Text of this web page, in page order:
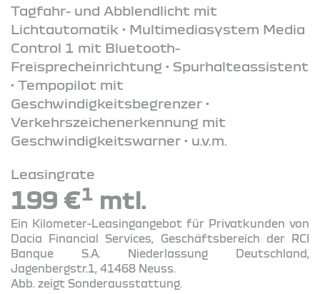
Tagfahr- und Abblendlicht mit
Lichtautomatik • Multimediasystem Media
Control 1 mit Bluetooth-
Freisprecheinrichtung • Spurhalteassistent
• Tempopilot mit
Geschwindigkeitsbegrenzer •
Verkehrszeichenerkennung mit
Geschwindigkeitswarner • u.v.m.
Leasingrate
199 €1 mtl.
Ein Kilometer-Leasingangebot für Privatkunden von
Dacia Financial Services, Geschäftsbereich der RCI
Banque S.A. Niederlassung Deutschland,
Jagenbergstr.1, 41468 Neuss.
Abb. zeigt Sonderausstattung.